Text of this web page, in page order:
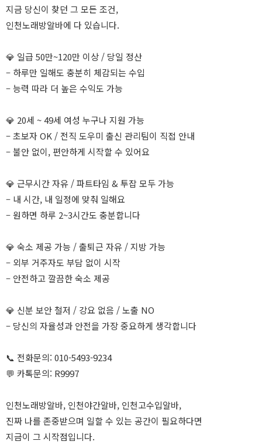
지금 당신이 찾던 그 모든 조건,
인천노래방알바에 다 있습니다.
💎 일급 50만~120만 이상 / 당일 정산
– 하루만 일해도 충분히 체감되는 수입
– 능력 따라 더 높은 수익도 가능
💎 20세 ~ 49세 여성 누구나 지원 가능
– 초보자 OK / 전직 도우미 출신 관리팀이 직접 안내
– 불안 없이, 편안하게 시작할 수 있어요
💎 근무시간 자유 / 파트타임 & 투잡 모두 가능
– 내 시간, 내 일정에 맞춰 일해요
– 원하면 하루 2~3시간도 충분합니다
💎 숙소 제공 가능 / 출퇴근 자유 / 지방 가능
– 외부 거주자도 부담 없이 시작
– 안전하고 깔끔한 숙소 제공
💎 신분 보안 철저 / 강요 없음 / 노출 NO
– 당신의 자율성과 안전을 가장 중요하게 생각합니다
📞 전화문의: 010-5493-9234
💬 카톡문의: R9997
인천노래방알바, 인천야간알바, 인천고수입알바,
진짜 나를 존중받으며 일할 수 있는 공간이 필요하다면
지금이 그 시작점입니다.